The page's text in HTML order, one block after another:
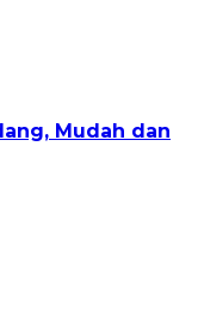
Mudah dan